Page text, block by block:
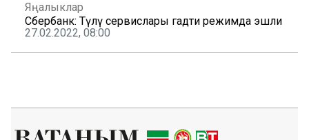
Яңалыклар
Сбербанк: Түләү сервислары гадәти режимда эшли
27.02.2022, 08:00